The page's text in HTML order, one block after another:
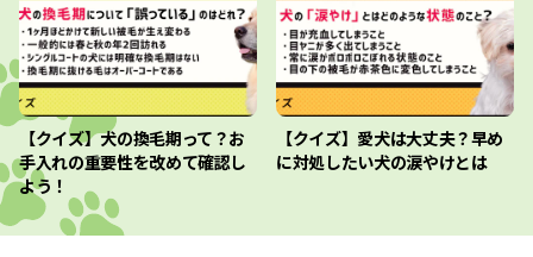
【クイズ】犬の換毛期って？お
手入れの重要性を改めて確認し
よう！
【クイズ】愛犬は大丈夫？早め
に対処したい犬の涙やけとは